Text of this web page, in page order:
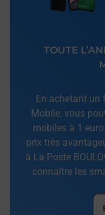
TOUTE
En achetant
Mobile, vous
mobiles à 1
prix très
à La Poste
connaître les